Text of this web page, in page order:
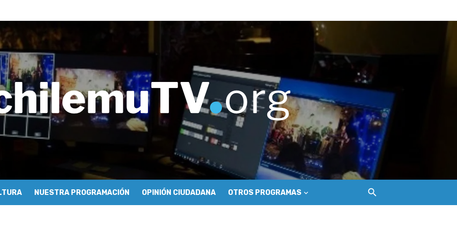
de Economía y Obras Públicas para buscar una salida a la crisis que golpea a los salineros de Cáhuil
de Mundo Móvil y avanza en su estrategia para construir un ecosistema de conectividad
Sonido en torno a la exposición “Zincnético”
– Rafael Guendelman
cómo se hace televisión comunitaria en Pichilemu
festivales y escuela comunitaria
con María Lina Fermandois y Luis Polanco
participativa del Plan Local de Restauración del Secano Costero Nilahue
en su segunda clasificatoria
– Cecilia Araneda
NUESTRA PROGRAMACIÓN OPINIÓN CIUDADANA OTROS PROGRAMAS